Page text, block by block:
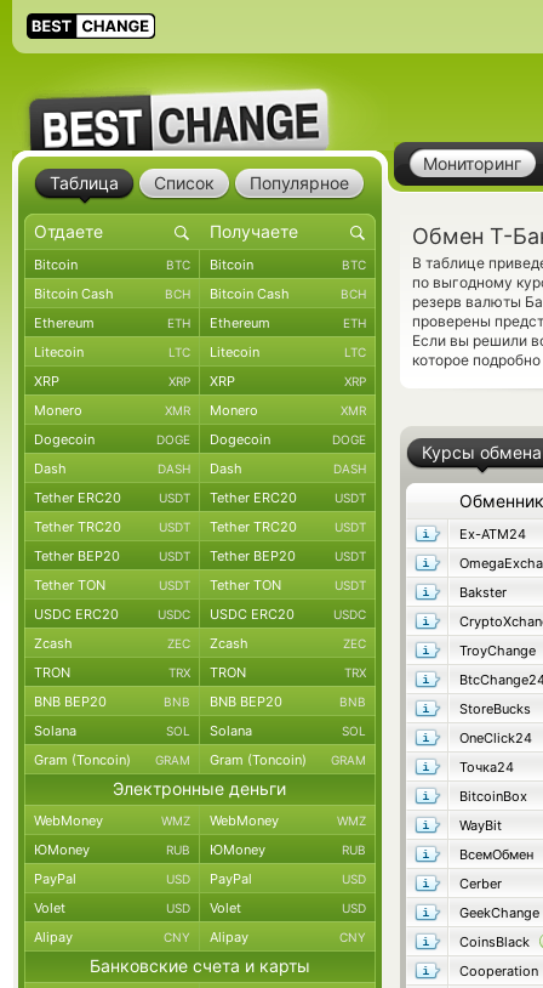
Мониторинг
Обмен Т-
В таблице
по выгодному
резерв валюты
проверены
Если вы решили
которое
Курсы обмена
Обменник
Ex-ATM24
Bakster
TroyChange
StoreBucks
OneClick24
Точка24
BitcoinBox
WayBit
ВсемОбмен
Cerber
GeekChange
CoinsBlack
Cooperation
Таблица Список Популярное
Bitcoin BTC Bitcoin BTC
Bitcoin Cash BCH Bitcoin Cash BCH
Ethereum ETH Ethereum ETH
Litecoin LTC Litecoin LTC
XRP XRP XRP XRP
Monero XMR Monero XMR
Dogecoin DOGE Dogecoin DOGE
Dash DASH Dash DASH
Tether ERC20 USDT Tether ERC20 USDT
Tether TRC20 USDT Tether TRC20 USDT
Tether BEP20 USDT Tether BEP20 USDT
Tether TON USDT Tether TON USDT
USDC ERC20 USDC USDC ERC20 USDC
Zcash ZEC Zcash ZEC
TRON TRX TRON TRX
BNB BEP20 BNB BNB BEP20 BNB
Solana SOL Solana SOL
Gram (Toncoin) GRAM Gram (Toncoin) GRAM
Электронные деньги
WebMoney WMZ WebMoney WMZ
ЮMoney RUB ЮMoney RUB
PayPal USD PayPal USD
Volet USD Volet USD
Alipay CNY Alipay CNY
Банковские счета и карты